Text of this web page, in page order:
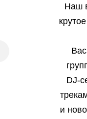
Наш
DJ-
и